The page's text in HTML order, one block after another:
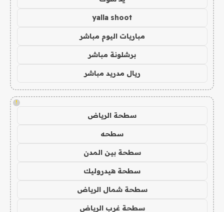
yalla shoot
مباريات اليوم مباشر
برشلونة مباشر
ريال مدريد مباشر
!
سطحة الرياض
سطحه
سطحة بين المدن
سطحة هيدروليك
سطحة شمال الرياض
سطحة غرب الرياض